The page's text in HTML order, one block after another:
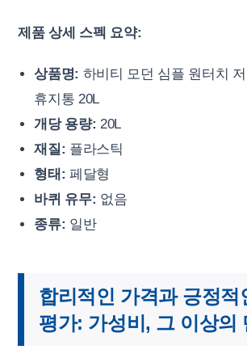
제품 상세 스펙 요약:
상품명: 하비티 모던 심플 원터치
휴지통 20L
개당 용량: 20L
재질: 플라스틱
형태: 페달형
바퀴 유무: 없음
종류: 일반
합리적인 가격과 긍정적
평가: 가성비, 그 이상의